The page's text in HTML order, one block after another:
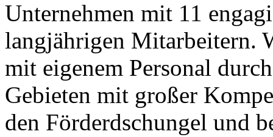
Unternehmen mit 11
langjährigen Mitarbeitern.
mit eigenem Personal
Gebieten mit großer
den Förderdschungel und